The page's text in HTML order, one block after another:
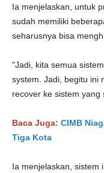
Ia menjelaskan, untuk
sudah memiliki
seharusnya bisa
"Jadi, kita semua
system. Jadi, begitu ini
recover ke sistem yang
Baca Juga: CIMB
Tiga Kota
Ia menjelaskan, sistem